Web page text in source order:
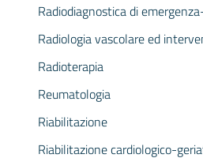
Radiodiagnostica di
Radiologia vascolare ed
Radioterapia
Reumatologia
Riabilitazione
Riabilitazione cardiologico-